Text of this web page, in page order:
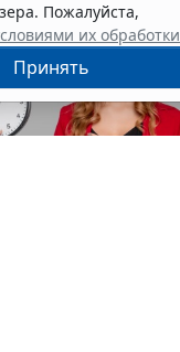
Пожалуйста,
их обработки
Принять